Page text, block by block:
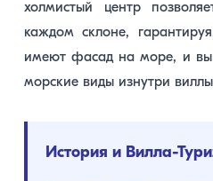
холмистый центр
каждом склоне,
имеют фасад на море, и вы
морские виды изнутри
История и Вилла-